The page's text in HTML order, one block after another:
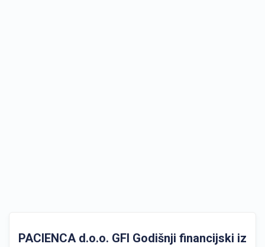
PACIENCA d.o.o. GFI Godišnji financijski